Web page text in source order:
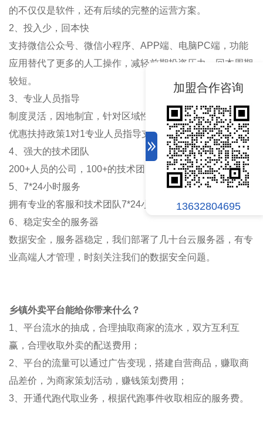
加盟合作咨询
13632804695
的不仅仅是软件，还有后续的完整的运营方案。
2、投入少，回本快
支持微信公众号、微信小程序、 APP端、电脑PC端，功能
应用替代了更多的人工操作，减轻前期投资压力，回本周期
较短。
3、专业人员指导
制度灵活，因地制宜，针对区域性或大学生创业者提供各种
优惠扶持政策1对1专业人员指导支持。
4、强大的技术团队
200+人员的公司，100+的技术团队，服务有保障。
5、7*24小时服务
拥有专业的客服和技术团队7*24小时的急速响应各种难题。
6、稳定安全的服务器
数据安全，服务器稳定，我们部署了几十台云服务器，有专
业高端人才管理，时刻关注我们的数据安全问题。
乡镇外卖平台能给你带来什么？
1、平台流水的抽成，合理抽取商家的流水，双方互利互
赢，合理收取外卖的配送费用；
2、平台的流量可以通过广告变现，搭建自营商品，赚取商
品差价，为商家策划活动，赚钱策划费用；
3、开通代跑代取业务，根据代跑事件收取相应的服务费。